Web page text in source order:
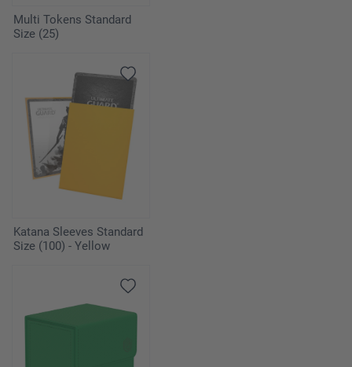
Multi Tokens Standard
Size (25)
Katana Sleeves Standard
Size (100) - Yellow